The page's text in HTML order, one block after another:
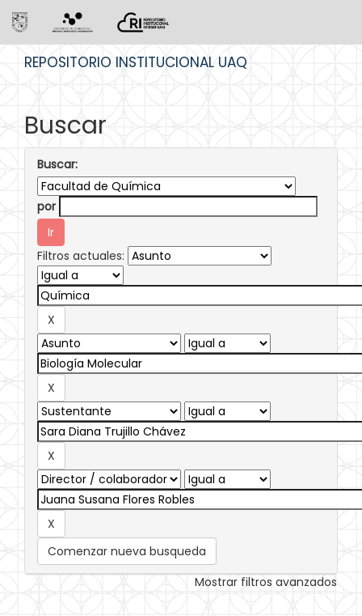
REPOSITORIO INSTITUCIONAL UAQ
Buscar
Buscar:
por
Filtros actuales:
Comenzar nueva busqueda
Mostrar filtros avanzados